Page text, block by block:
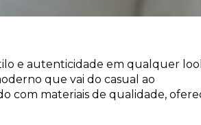
e autenticidade em qualquer
que vai do casual ao
com materiais de qualidade,